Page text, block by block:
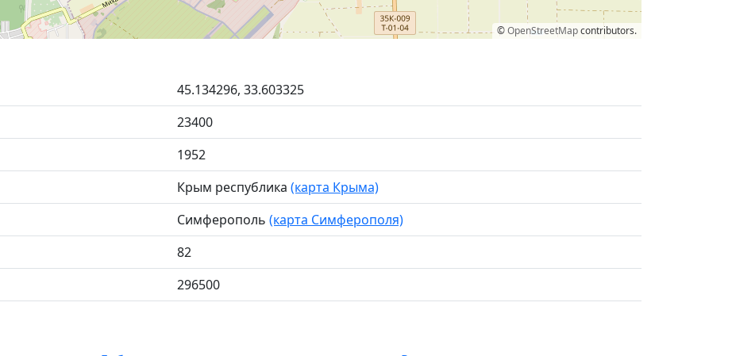
©OpenStreetMapcontributors.
45.134296, 33.603325
23400
1952
Крым республика (карта Крыма)
Симферополь (карта Симферополя)
82
296500